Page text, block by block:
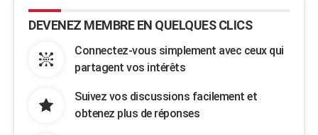
DEVENEZ MEMBRE EN QUELQUES CLICS
Connectez-vous simplement avec ceux qui
partagent vos intérêts
Suivez vos discussions facilement et
obtenez plus de réponses